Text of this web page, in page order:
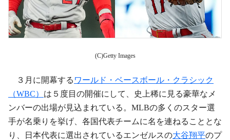
(C)Getty Images
３月に開幕する ワールド・ベースボール・クラシック
（WBC） は５度目の開催にして、史上稀に見る豪華なメ
ンバーの出場が見込まれている。MLBの多くのスター選
手が名乗りを挙げ、各国代表チームに名を連ねることとな
り、日本代表に選出されているエンゼルスの大谷翔平のプ